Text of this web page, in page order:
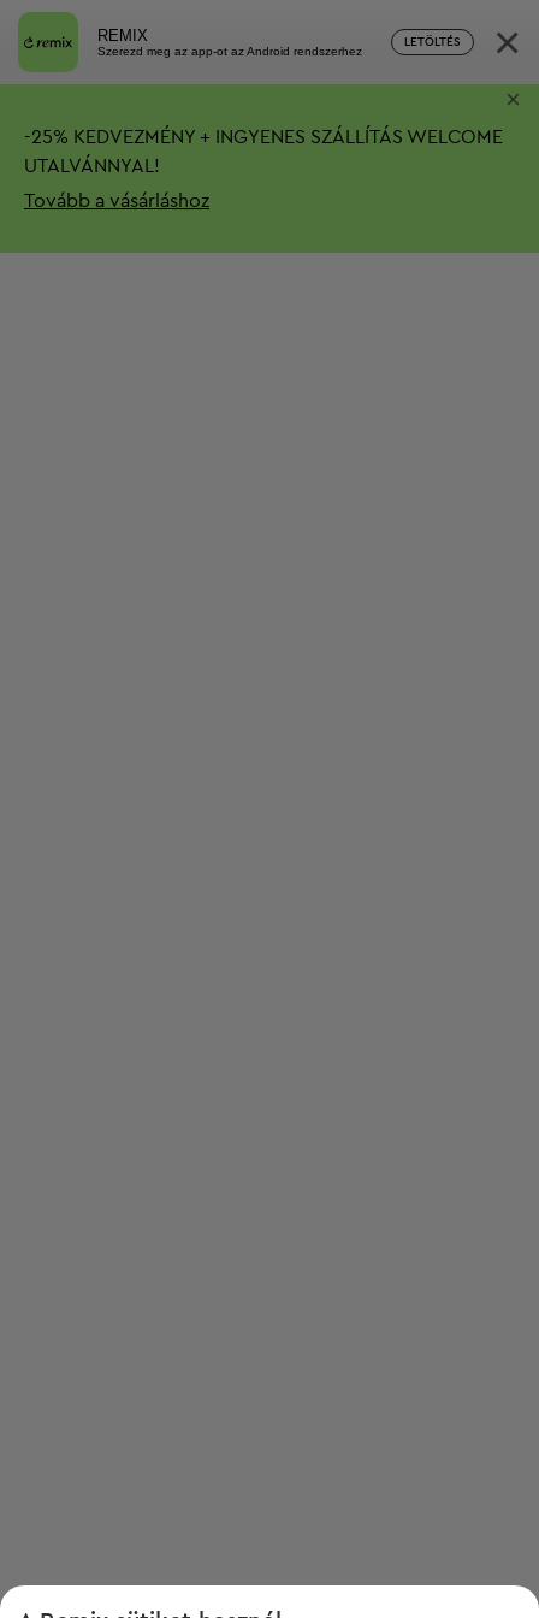
REMIX
Szerezd meg az app-ot az Android rendszerhez
LETÖLTÉS ×
-25% KEDVEZMÉNY + INGYENES SZÁLLÍTÁS WELCOME
UTALVÁNNYAL!
Tovább a vásárláshoz
×